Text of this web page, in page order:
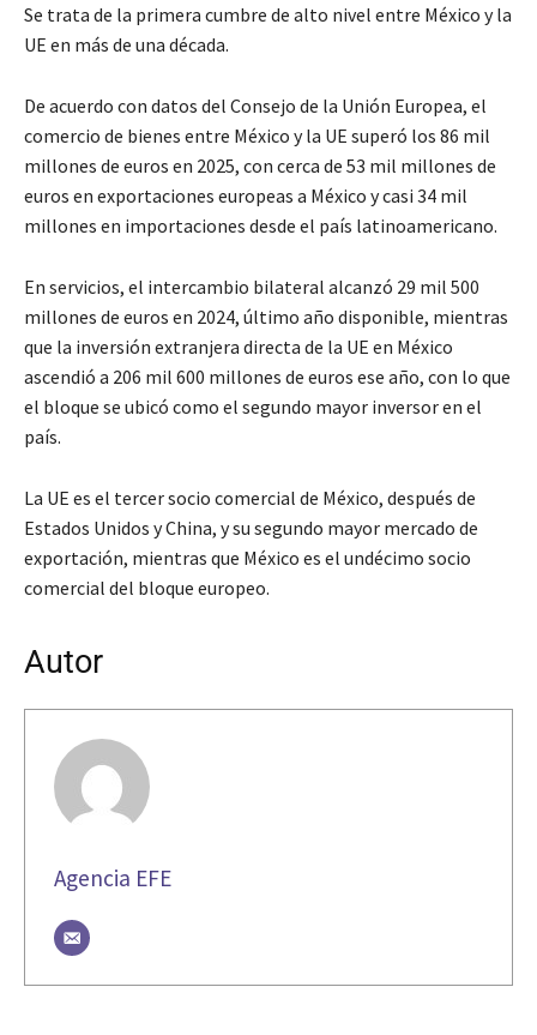
Se trata de la primera cumbre de alto nivel entre México y la
UE en más de una década.
De acuerdo con datos del Consejo de la Unión Europea, el
comercio de bienes entre México y la UE superó los 86 mil
millones de euros en 2025, con cerca de 53 mil millones de
euros en exportaciones europeas a México y casi 34 mil
millones en importaciones desde el país latinoamericano.
En servicios, el intercambio bilateral alcanzó 29 mil 500
millones de euros en 2024, último año disponible, mientras
que la inversión extranjera directa de la UE en México
ascendió a 206 mil 600 millones de euros ese año, con lo que
el bloque se ubicó como el segundo mayor inversor en el
país.
La UE es el tercer socio comercial de México, después de
Estados Unidos y China, y su segundo mayor mercado de
exportación, mientras que México es el undécimo socio
comercial del bloque europeo.
Autor
Agencia EFE